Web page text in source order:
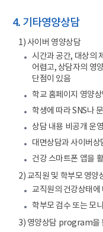
4. 기타영양상담
1) 사이버 영양상담
시간과 공간, 대상의
어렵고, 상담자의 영
단점이 있음
학교 홈페이지 영양
학생에 따라 SNS나
상담 내용 비공개 운영
대면상담과 사이버상
건강 스마트폰 앱을
2) 교직원 및 학부모 영양
교직원의 건강상태에
학부모 검수 또는 모
3) 영양상담 program을